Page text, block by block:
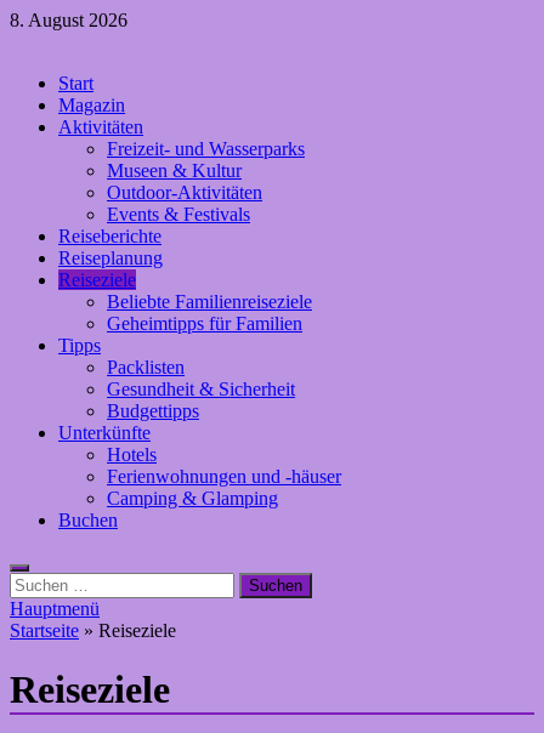
Zum
8. August 2026
Crazy4holiday
Urlaubsträume für Groß und Klein
Start
Magazin
Aktivitäten
Freizeit- und Wasserparks
Museen & Kultur
Outdoor-Aktivitäten
Events & Festivals
Reiseberichte
Reiseplanung
Reiseziele
Beliebte Familienreiseziele
Geheimtipps für Familien
Tipps
Packlisten
Gesundheit & Sicherheit
Budgettipps
Unterkünfte
Hotels
Ferienwohnungen und -häuser
Camping & Glamping
Buchen
Suchen
nach:
Hauptmenü
Startseite » Reiseziele
Reiseziele